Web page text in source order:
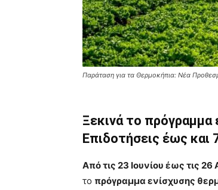
Παράταση για τα Θερμοκήπια: Νέα
Ξεκινά το πρόγραμμα
Επιδοτήσεις έως και
Από τις 23 Ιουνίου έως τις
το πρόγραμμα ενίσχυσης